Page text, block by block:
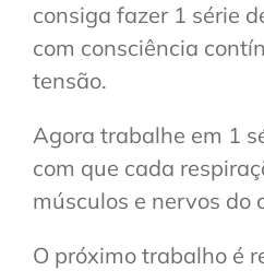
consiga fazer 1 série
com consciência
tensão.
Agora trabalhe em 1
com que cada
músculos e nervos do
O próximo trabalho é